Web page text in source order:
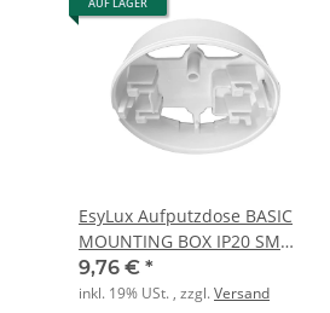
EsyLux Aufputzdose BASIC
MOUNTING BOX IP20 SM
WH
9,76 € *
inkl. 19% USt. , zzgl.Versand